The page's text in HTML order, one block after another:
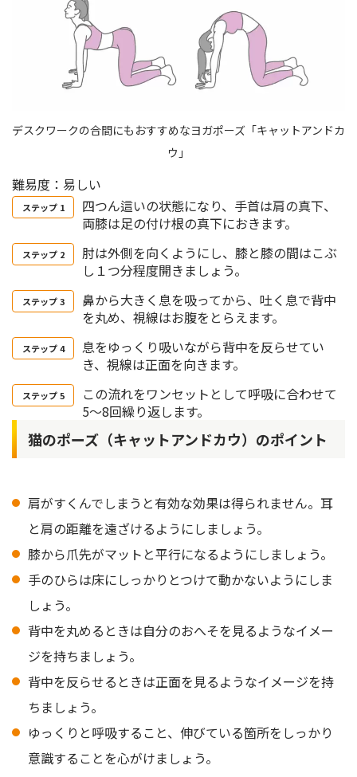
デスクワークの合間にもおすすめなヨガポーズ「キャットアンドカ
ウ」
難易度：易しい
四つん這いの状態になり、手首は肩の真下、
両膝は足の付け根の真下におきます。
肘は外側を向くようにし、膝と膝の間はこぶ
し１つ分程度開きましょう。
鼻から大きく息を吸ってから、吐く息で背中
を丸め、視線はお腹をとらえます。
息をゆっくり吸いながら背中を反らせてい
き、視線は正面を向きます。
この流れをワンセットとして呼吸に合わせて
5〜8回繰り返します。
猫のポーズ（キャットアンドカウ）のポイント
肩がすくんでしまうと有効な効果は得られません。耳
と肩の距離を遠ざけるようにしましょう。
膝から爪先がマットと平行になるようにしましょう。
手のひらは床にしっかりとつけて動かないようにしま
しょう。
背中を丸めるときは自分のおへそを見るようなイメー
ジを持ちましょう。
背中を反らせるときは正面を見るようなイメージを持
ちましょう。
ゆっくりと呼吸すること、伸びている箇所をしっかり
意識することを心がけましょう。